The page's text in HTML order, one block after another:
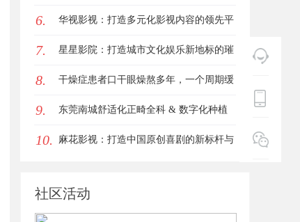
6. 华视影视：打造多元化影视内容的领先平
台
7. 星星影院：打造城市文化娱乐新地标的璀
璨明珠
8. 干燥症患者口干眼燥熬多年，一个周期缓
过来？老中医：一张辨证方对症，身体找
回津液
9. 东莞南城舒适化正畸全科 & 数字化种植
诊疗专业指南
10. 麻花影视：打造中国原创喜剧的新标杆与
社区活动